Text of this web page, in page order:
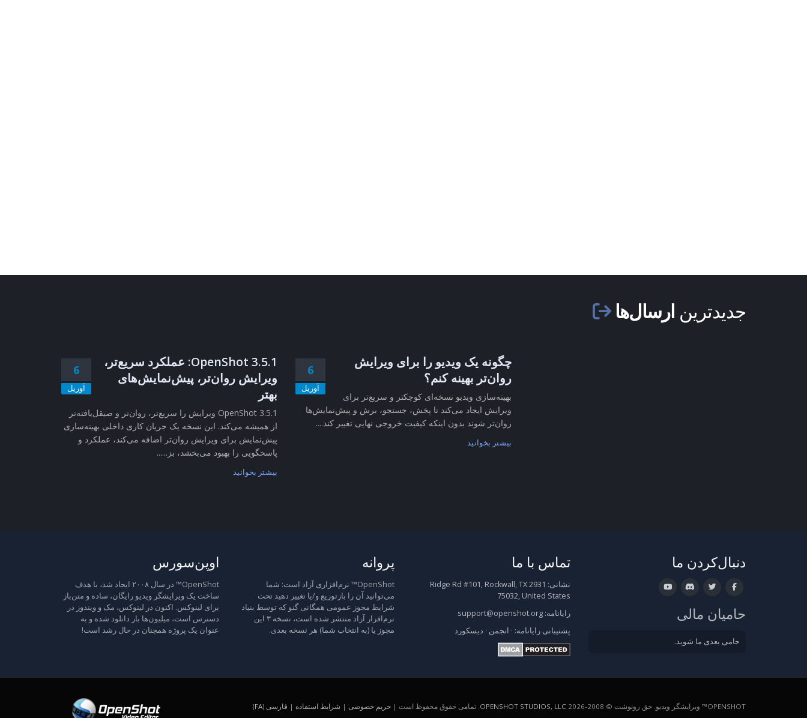
جدیدترین ارسال‌ها
6
آوریل
OpenShot 3.5.1: عملکرد سریع‌تر،
ویرایش روان‌تر، پیش‌نمایش‌های
بهتر
OpenShot 3.5.1 ویرایش را سریع‌تر، روان‌تر و صیقل‌یافته‌تر
از همیشه می‌کند. این نسخه یک جریان کاری داخلی بهینه‌سازی
پیش‌نمایش برای ویرایش روان‌تر اضافه می‌کند، عملکرد و
پاسخگویی را بهبود می‌بخشد، بز......
بیشتر بخوانید
6
آوریل
چگونه یک ویدیو را برای ویرایش
روان‌تر بهینه کنم؟
بهینه‌سازی ویدیو نسخه‌ای کوچکتر و سریع‌تر برای
ویرایش ایجاد می‌کند تا پخش، جستجو، برش و پیش‌نمایش‌ها
روان‌تر شوند بدون اینکه کیفیت خروجی نهایی تغییر کند....
بیشتر بخوانید
اوپن‌سورس
OpenShot™ در سال ۲۰۰۸ ایجاد شد، با هدف
ساخت یک ویرایشگر ویدیو رایگان، ساده و متن‌باز
برای لینوکس. اکنون در لینوکس، مک و ویندوز در
دسترس است، میلیون‌ها بار دانلود شده و به
عنوان یک پروژه همچنان در حال رشد است!
پروانه
OpenShot™ نرم‌افزاری آزاد است: شما
می‌توانید آن را بازتوزیع و/یا تغییر دهید تحت
شرایط مجوز عمومی همگانی گنو که توسط بنیاد
نرم‌افزار آزاد منتشر شده است، نسخه ۳ این
مجوز یا (به انتخاب شما) هر نسخه بعدی.
تماس با ما
نشانی:
2931 Ridge Rd #101, Rockwall, TX
75032, United States
رایانامه: support@openshot.org
پشتیبانی رایانامه: · انجمن · دیسکورد
دنبال‌کردن ما
حامیان مالی
حامی بعدی ما شوید.
OPENSHOT™ ویرایشگر ویدیو. حق رونوشت © 2008-2026 OPENSHOT STUDIOS, LLC. تمامی حقوق محفوظ است | حریم خصوصی | شرایط استفاده | فارسی (FA)